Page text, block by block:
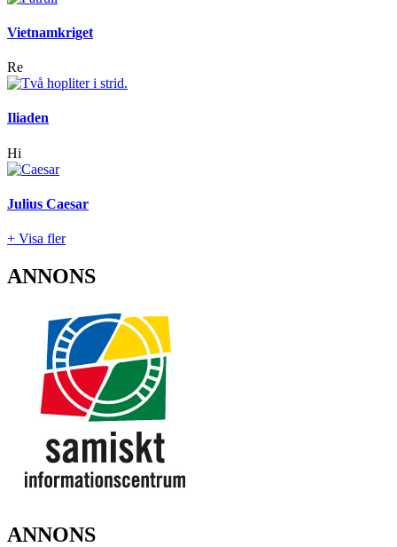
Vietnamkriget
Re
Iliaden
Hi
Julius Caesar
+ Visa fler
ANNONS
ANNONS